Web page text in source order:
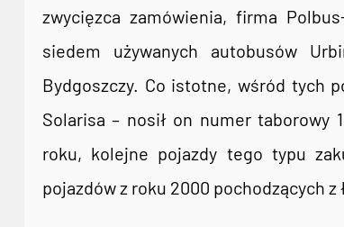
zwycięzca zamówienia, firma
siedem używanych autobusów
Bydgoszczy. Co istotne, wśród tych
Solarisa – nosił on numer taborowy
roku, kolejne pojazdy tego typu
pojazdów z roku 2000 pochodzących z